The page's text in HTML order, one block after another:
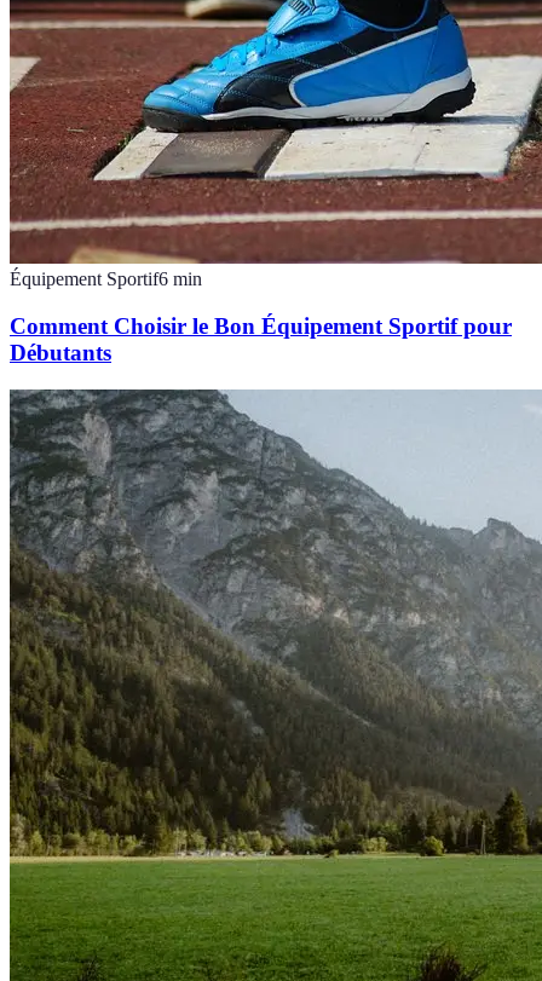
Équipement Sportif6 min
Comment Choisir le Bon Équipement Sportif pour
Débutants